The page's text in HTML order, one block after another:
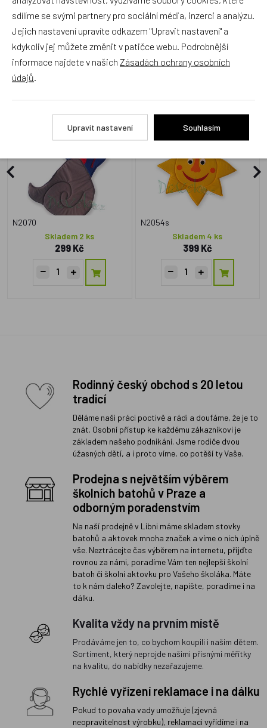
Alternativní zboží
Český výrobek
N2070
Skladem 2 ks
299 Kč
Český výrobek
N2054s
Skladem 4 ks
399 Kč
Rodinný český obchod s 20 letou
tradicí
Děláme naši práci poctivě a rádi a doufáme, že je to
znát. Osobní přístup ke každému zákazníkovi je
základem našeho podnikání. Jsme rodiče dvou
úžasných dětí, a i proto víme, co potěší ty Vaše.
Prodejna s největším výběrem
školních batohů v Praze a
odborným poradenstvím
Na naší prodejně v Libni máme skladem stovky
batohů a aktovek mnoha značek a víme o nich úplně
vše. Neztrácejte čas výběrem na internetu, přijďte
rovnou za námi, poradíme Vám ten nejlepší školní
batoh či školní aktovku pro Vašeho školáka. Máte
to k nám daleko? Zavolejte, napište, poradíme i na
dálku.
Kvalita vždy na prvním místě
Prodáváme jen to, co bychom koupili i našim dětem.
Sortiment, který neprojde našimi přísnými měřítky
na kvalitu, do nabídky nezařazujeme.
Rychlé vyřízení reklamace i na dálku
Pokud to povaha vady umožňuje (zjevná
neopravitelnost výrobku), reklamaci vyřídíme i na
sdílíme se svými partnery pro sociální média, inzerci a analýzu.
Jejich nastavení upravíte odkazem "Upravit nastavení" a
kdykoliv jej můžete změnit v patičce webu. Podrobnější
informace najdete v našich Zásadách ochrany osobních
údajů
Upravit nastavení Souhlasím